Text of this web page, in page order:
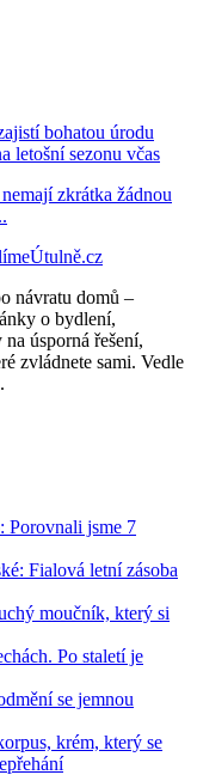
bohatou úrodu
letošní sezonu včas
zkrátka žádnou
návratu domů –
o bydlení,
úsporná řešení,
zvládnete sami. Vedle
Porovnali jsme 7
Fialová letní zásoba
moučník, který si
Po staletí je
se jemnou
krém, který se